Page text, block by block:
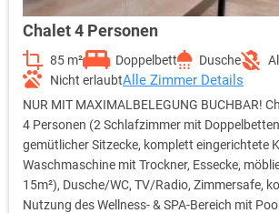
Chalet 4 Personen
85 m² Doppelbett Dusche
Nicht erlaubtAlle Zimmer Details
NUR MIT MAXIMALBELEGUNG BUCHBAR!
4 Personen (2 Schlafzimmer mit
gemütlicher Sitzecke, komplett eingerichtete
Waschmaschine mit Trockner, Essecke,
15m²), Dusche/WC, TV/Radio, Zimmersafe,
Nutzung des Wellness- & SPA-Bereich mit